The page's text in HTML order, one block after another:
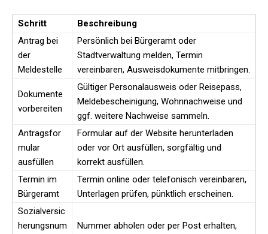
Schritt
Beschreibung
Antrag bei
der
Meldestelle
Persönlich bei Bürgeramt oder
Stadtverwaltung melden, Termin
vereinbaren, Ausweisdokumente mitbringen.
Dokumente
vorbereiten
Gültiger Personalausweis oder Reisepass,
Meldebescheinigung, Wohnnachweise und
ggf. weitere Nachweise sammeln.
Antragsfor
mular
ausfüllen
Formular auf der Website herunterladen
oder vor Ort ausfüllen, sorgfältig und
korrekt ausfüllen.
Termin im
Bürgeramt
Termin online oder telefonisch vereinbaren,
Unterlagen prüfen, pünktlich erscheinen.
Sozialversic
herungsnum
Nummer abholen oder per Post erhalten,